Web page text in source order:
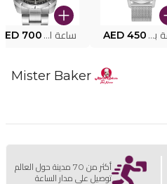
ساعة بوليس للرجال PEWJG0005002 AED 450 ساعة البوليس PEWJG2227302 700
Mister Baker
أكثر من 70 مدينة حول العالم
توصيل على مدار الساعة